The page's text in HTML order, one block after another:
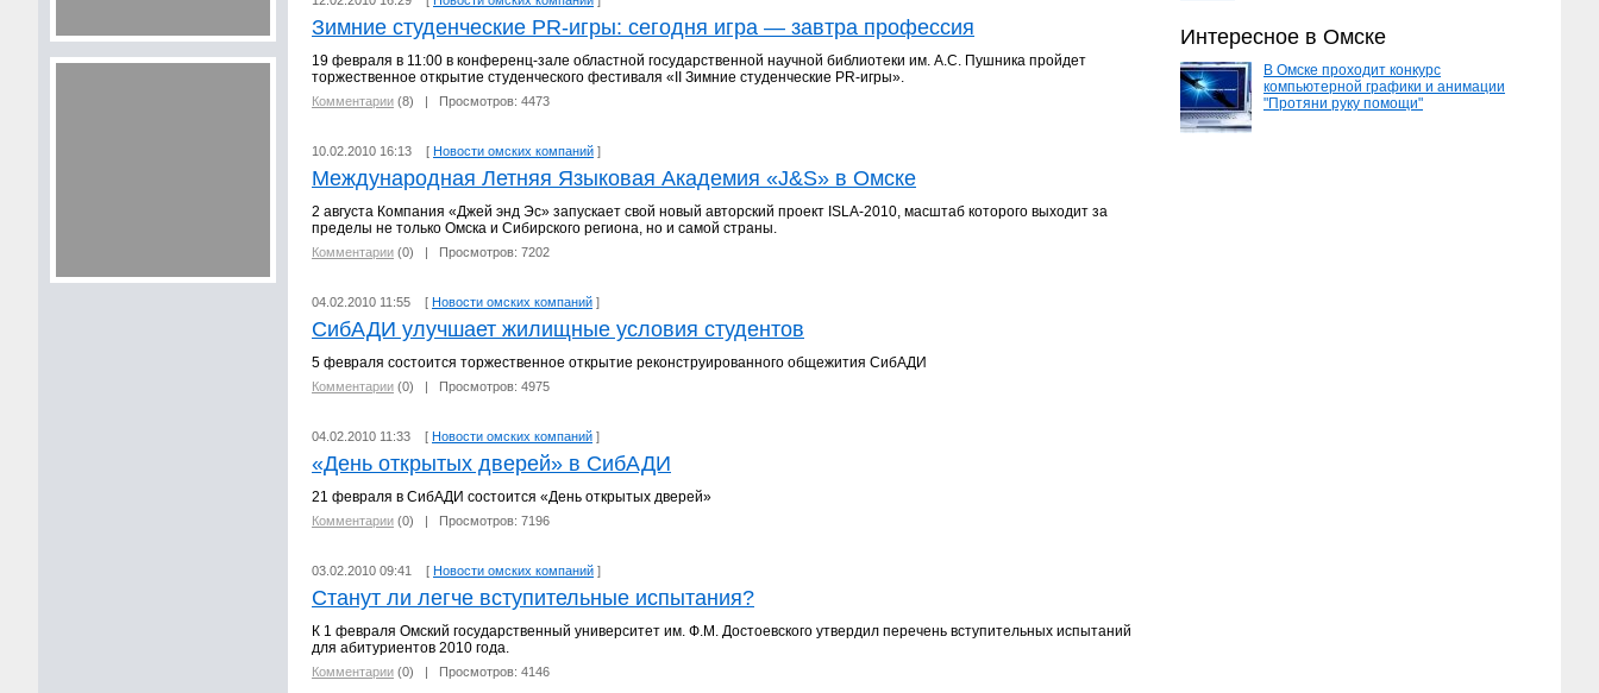
Зимние студенческие PR-игры: сегодня игра — завтра профессия
19 февраля в 11:00 в конференц-зале областной государственной научной библиотеки им. А.С. Пушника пройдет
торжественное открытие студенческого фестиваля «II Зимние студенческие PR-игры».
Комментарии (8) | Просмотров: 4473
10.02.2010 16:13 [ Новости омских компаний ]
Международная Летняя Языковая Академия «J&S» в Омске
2 августа Компания «Джей энд Эс» запускает свой новый авторский проект ISLA-2010, масштаб которого выходит за
пределы не только Омска и Сибирского региона, но и самой страны.
Комментарии (0) | Просмотров: 7202
04.02.2010 11:55 [ Новости омских компаний ]
СибАДИ улучшает жилищные условия студентов
5 февраля состоится торжественное открытие реконструированного общежития СибАДИ
Комментарии (0) | Просмотров: 4975
04.02.2010 11:33 [ Новости омских компаний ]
«День открытых дверей» в СибАДИ
21 февраля в СибАДИ состоится «День открытых дверей»
Комментарии (0) | Просмотров: 7196
03.02.2010 09:41 [ Новости омских компаний ]
Станут ли легче вступительные испытания?
К 1 февраля Омский государственный университет им. Ф.М. Достоевского утвердил перечень вступительных испытаний
для абитуриентов 2010 года.
Комментарии (0) | Просмотров: 4146
Интересное в Омске
В Омске проходит конкурс
компьютерной графики и анимации
"Протяни руку помощи"